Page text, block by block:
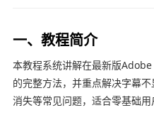
一、教程简介
本教程系统讲解在最新版
的完整方法，并重点解决字幕
消失等常见问题，适合零基础用